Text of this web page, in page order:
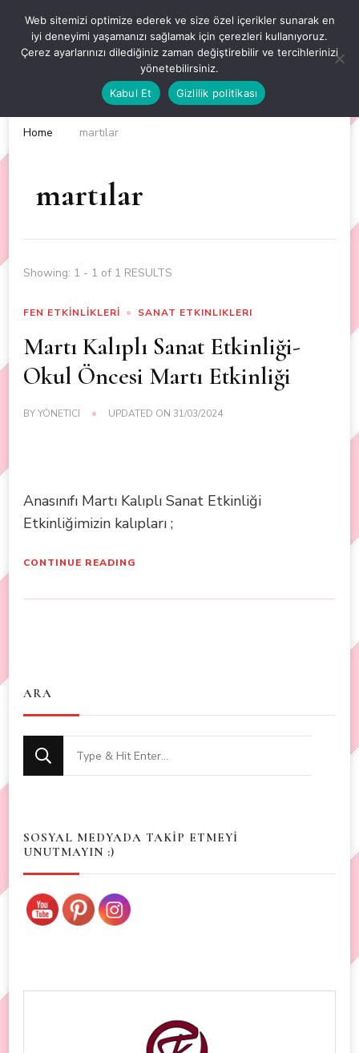
OKUL ÖNCESİ ETKİNLİKLER
EN YENİ VE ÖZGÜN OKUL ÖNCESİ ETKİNLİKLERİ
Home martılar
martılar
Showing: 1 - 1 of 1 RESULTS
FEN ETKİNLİKLERİ SANAT ETKINLIKLERI
Martı Kalıplı Sanat Etkinliği-
Okul Öncesi Martı Etkinliği
BYYÖNETICI UPDATED ON 31/03/2024
Anasınıfı Martı Kalıplı Sanat Etkinliği
Etkinliğimizin kalıpları ;
CONTINUE READING
ARA
Looking
for
SOSYAL MEDYADA TAKİP ETMEYİ
UNUTMAYIN :)
Web sitemizi optimize ederek ve size özel içerikler sunarak en
iyi deneyimi yaşamanızı sağlamak için çerezleri kullanıyoruz.
Çerez ayarlarınızı dilediğiniz zaman değiştirebilir ve tercihlerinizi
yönetebilirsiniz.
Kabul Et
Gizlilik politikası